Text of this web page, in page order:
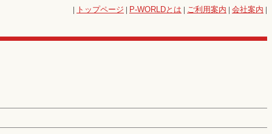
| トップページ | P-WORLDとは | ご利用案内 | 会社案内 |